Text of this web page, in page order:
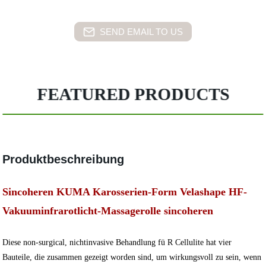
SEND EMAIL TO US
FEATURED PRODUCTS
Produktbeschreibung
Sincoheren KUMA Karosserien-Form Velashape HF-
Vakuuminfrarotlicht-Massagerolle sincoheren
Diese non-surgical, nichtinvasive Behandlung fü R Cellulite hat vier
Bauteile, die zusammen gezeigt worden sind, um wirkungsvoll zu sein, wenn